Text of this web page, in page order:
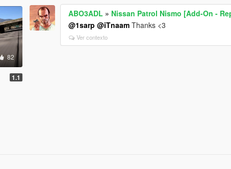
82
1.1
ABO3ADL » Nissan Patrol Nismo [Add-On -
@1sarp @iTnaam Thanks <3
Ver contexto